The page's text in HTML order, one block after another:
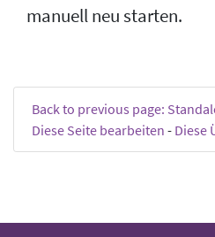
manuell neu starten.
Back to previous page:
Diese Seite bearbeiten - Diese